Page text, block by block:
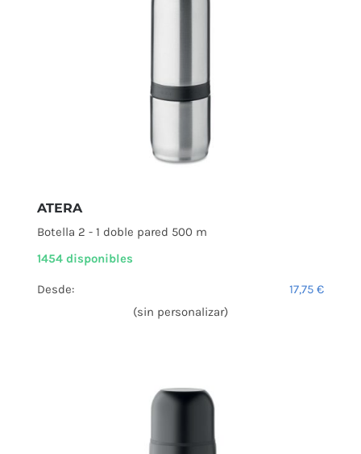
ATERA
Botella 2 - 1 doble pared 500 m
1454 disponibles
Desde: 17,75 €
(sin personalizar)